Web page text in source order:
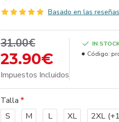
Basado en las
23.90€
31.00€
Impuestos Incluidos
IN
Código:
Talla
S
M L XL 2XL